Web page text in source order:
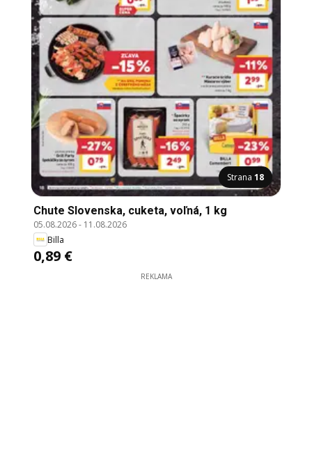
Strana 18
Chute Slovenska, cuketa, voľná, 1 kg
05.08.2026- 11.08.2026
Billa
0,89 €
REKLAMA